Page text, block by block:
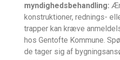
myndighedsbehandling:
konstruktioner, rednings-
trapper kan kræve
hos Gentofte Kommune.
de tager sig af